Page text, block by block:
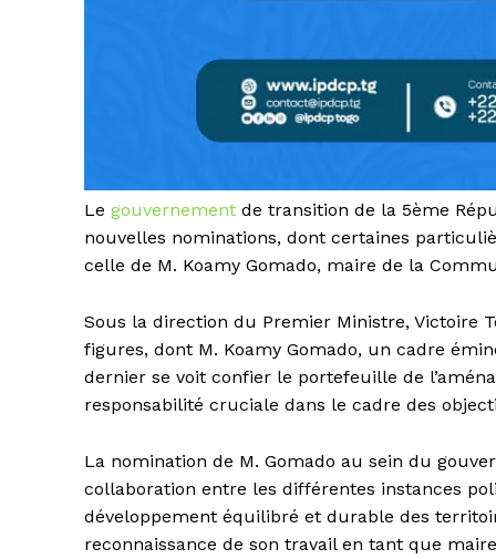
Le gouvernement de transition de la 5ème
nouvelles nominations, dont certaines
celle de M. Koamy Gomado, maire de la
Sous la direction du Premier Ministre, Victoire
figures, dont M. Koamy Gomado, un cadre
dernier se voit confier le portefeuille de
responsabilité cruciale dans le cadre des
La nomination de M. Gomado au sein du
collaboration entre les différentes instances
développement équilibré et durable des
reconnaissance de son travail en tant que